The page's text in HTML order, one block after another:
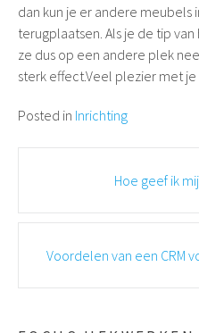
dan kun je er andere
terugplaatsen. Als je de tip
ze dus op een andere plek
sterk effect.Veel plezier met
Posted in Inrichting
navigationHoe geef ik
Voordelen van een CRM